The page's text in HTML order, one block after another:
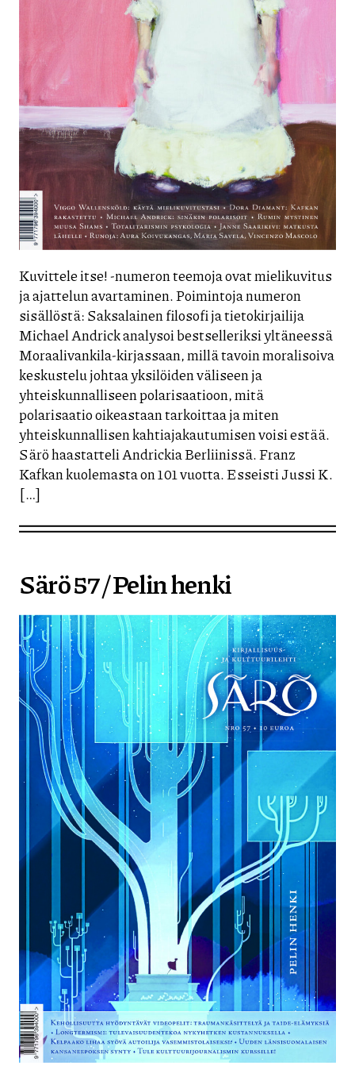
Kuvittele itse! -numeron teemoja ovat mielikuvitus
ja ajattelun avartaminen. Poimintoja numeron
sisällöstä: Saksalainen filosofi ja tietokirjailija
Michael Andrick analysoi bestselleriksi yltäneessä
Moraalivankila-kirjassaan, millä tavoin moralisoiva
keskustelu johtaa yksilöiden väliseen ja
yhteiskunnalliseen polarisaatioon, mitä
polarisaatio oikeastaan tarkoittaa ja miten
yhteiskunnallisen kahtiajakautumisen voisi estää.
Särö haastatteli Andrickia Berliinissä. Franz
Kafkan kuolemasta on 101 vuotta. Esseisti Jussi K.
[…]
Särö 57 / Pelin henki